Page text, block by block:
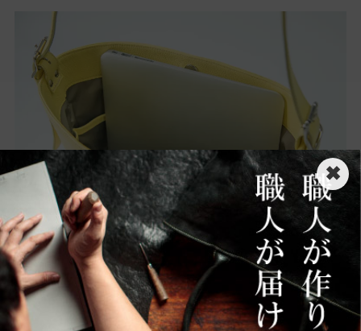
[サイズ目安]
✖